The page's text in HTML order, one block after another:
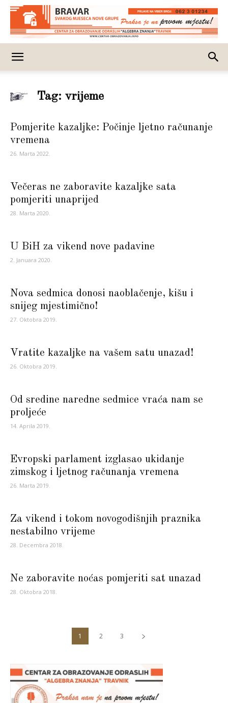
Tag: vrijeme
Pomjerite kazaljke: Počinje ljetno računanje
vremena
26. Marta 2022.
Večeras ne zaboravite kazaljke sata
pomjeriti unaprijed
28. Marta 2020.
U BiH za vikend nove padavine
2. Januara 2020.
Nova sedmica donosi naoblačenje, kišu i
snijeg mjestimično!
27. Oktobra 2019.
Vratite kazaljke na vašem satu unazad!
26. Oktobra 2019.
Od sredine naredne sedmice vraća nam se
proljeće
14. Aprila 2019.
Evropski parlament izglasao ukidanje
zimskog i ljetnog računanja vremena
26. Marta 2019.
Za vikend i tokom novogodišnjih praznika
nestabilno vrijeme
28. Decembra 2018.
Ne zaboravite noćas pomjeriti sat unazad
28. Oktobra 2018.
1 2 3